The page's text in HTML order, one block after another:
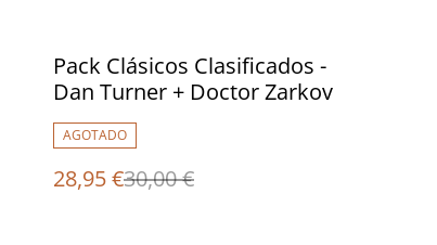
%
Pack Clásicos Clasificados -
Dan Turner + Doctor Zarkov
AGOTADO
28,95 €30,00 €